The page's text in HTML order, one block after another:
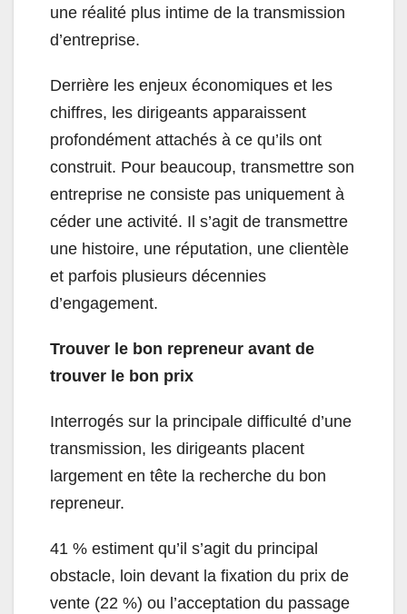
une réalité plus intime de la transmission
d’entreprise.
Derrière les enjeux économiques et les
chiffres, les dirigeants apparaissent
profondément attachés à ce qu’ils ont
construit. Pour beaucoup, transmettre son
entreprise ne consiste pas uniquement à
céder une activité. Il s’agit de transmettre
une histoire, une réputation, une clientèle
et parfois plusieurs décennies
d’engagement.
Trouver le bon repreneur avant de
trouver le bon prix
Interrogés sur la principale difficulté d’une
transmission, les dirigeants placent
largement en tête la recherche du bon
repreneur.
41 % estiment qu’il s’agit du principal
obstacle, loin devant la fixation du prix de
vente (22 %) ou l’acceptation du passage